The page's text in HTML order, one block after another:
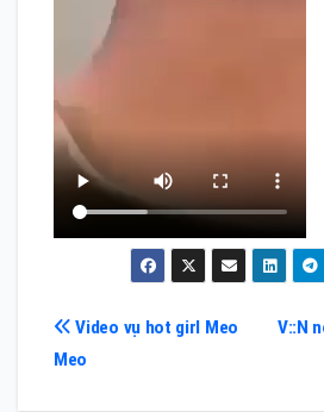
Điều
V::N
Video vụ hot girl Meo
Meo